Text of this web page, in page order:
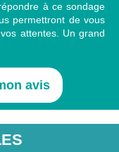
à ce sondage
permettront de vous
attentes. Un grand
avis